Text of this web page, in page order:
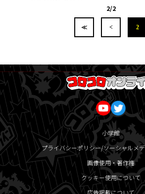
2/2
≪ < 2
小学館
プライバシーポリシー/ソーシャルメ
画像使用・著作権
クッキー使用について
広告掲載について